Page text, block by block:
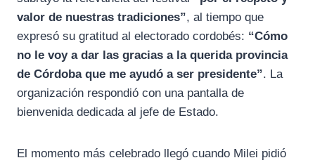
valor de nuestras tradiciones”, al tiempo que
expresó su gratitud al electorado cordobés: “Cómo
no le voy a dar las gracias a la querida provincia
de Córdoba que me ayudó a ser presidente”. La
organización respondió con una pantalla de
bienvenida dedicada al jefe de Estado.
El momento más celebrado llegó cuando Milei pidió